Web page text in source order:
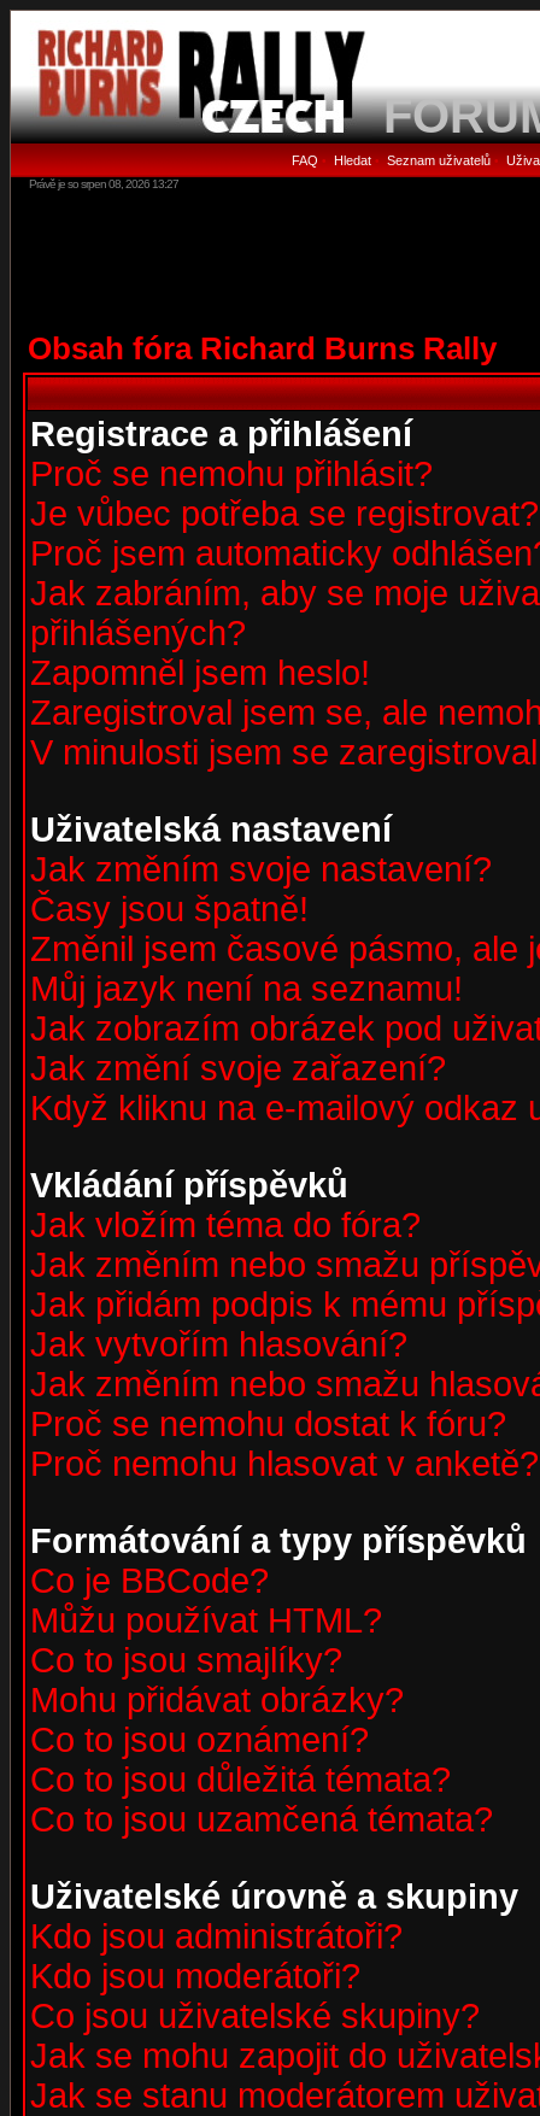
FAQ • Hledat• Seznam uživatelů•
Právě je so srpen 08, 2026 13:27
Obsah fóra Richard Burns Rally
Registrace a přihlášení
Proč se nemohu přihlásit?
Je vůbec potřeba se registrovat?
Proč jsem automaticky
Jak zabráním, aby se moje
přihlášených?
Zapomněl jsem heslo!
Zaregistroval jsem se, ale
V minulosti jsem se
Uživatelská nastavení
Jak změním svoje nastavení?
Časy jsou špatně!
Změnil jsem časové pásmo, ale
Můj jazyk není na seznamu!
Jak zobrazím obrázek pod
Jak změní svoje zařazení?
Když kliknu na e-mailový odkaz
Vkládání příspěvků
Jak vložím téma do fóra?
Jak změním nebo smažu
Jak přidám podpis k mému
Jak vytvořím hlasování?
Jak změním nebo smažu
Proč se nemohu dostat k fóru?
Proč nemohu hlasovat v anketě?
Formátování a typy příspěvků
Co je BBCode?
Můžu používat HTML?
Co to jsou smajlíky?
Mohu přidávat obrázky?
Co to jsou oznámení?
Co to jsou důležitá témata?
Co to jsou uzamčená témata?
Uživatelské úrovně a skupiny
Kdo jsou administrátoři?
Kdo jsou moderátoři?
Co jsou uživatelské skupiny?
Jak se mohu zapojit do
Jak se stanu moderátorem